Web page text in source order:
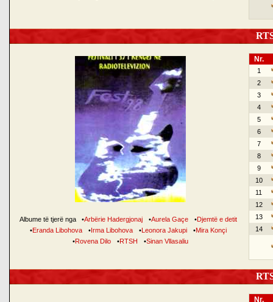
Albume të tjerë nga •Arbërie Hadergjonaj •Aurela Gaçe •Djemtë e detit
•Eranda Libohova •Irma Libohova •Leonora Jakupi •Mira Konçi
•Rovena Dilo •RTSH •Sinan Vllasaliu
Nr.
1
2
3
4
5
6
7
8
9
10
11
12
13
14
Nr.